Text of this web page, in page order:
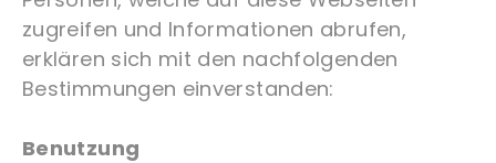
zugreifen und Informationen abrufen,
erklären sich mit den nachfolgenden
Bestimmungen einverstanden:
Benutzung